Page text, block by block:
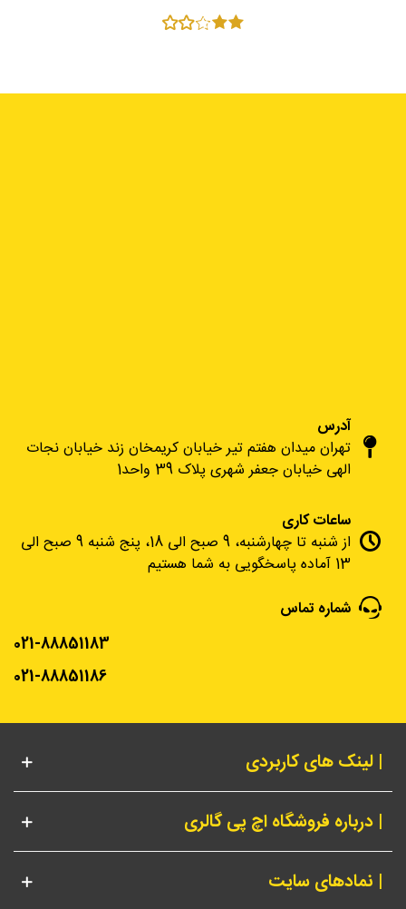
آدرس
تهران میدان هفتم تیر خیابان کریمخان زند خیابان نجات
الهی خیابان جعفر شهری پلاک 39 واحد1
ساعات کاری
از شنبه تا چهارشنبه، 9 صبح الی 18، پنج شنبه 9 صبح الی
13 آماده پاسخگویی به شما هستیم
شماره تماس
021-88851183
021-88851186
| لینک های کاربردی
| درباره فروشگاه اچ پی گالری
| نمادهای سایت